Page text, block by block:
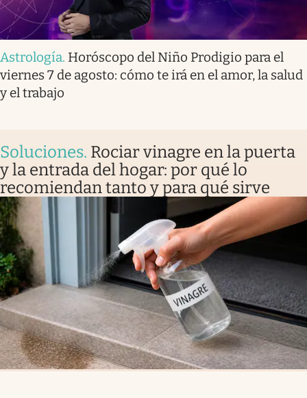
Astrología. Horóscopo del Niño Prodigio para el
viernes 7 de agosto: cómo te irá en el amor, la salud
y el trabajo
Soluciones. Rociar vinagre en la puerta
y la entrada del hogar: por qué lo
recomiendan tanto y para qué sirve